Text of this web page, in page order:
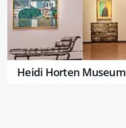
Heidi Horten Museum